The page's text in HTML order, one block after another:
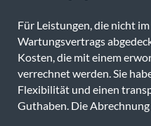
Für Leistungen, die nicht
Wartungsvertrags
Kosten, die mit einem
verrechnet werden. Sie
Flexibilität und einen
Guthaben. Die